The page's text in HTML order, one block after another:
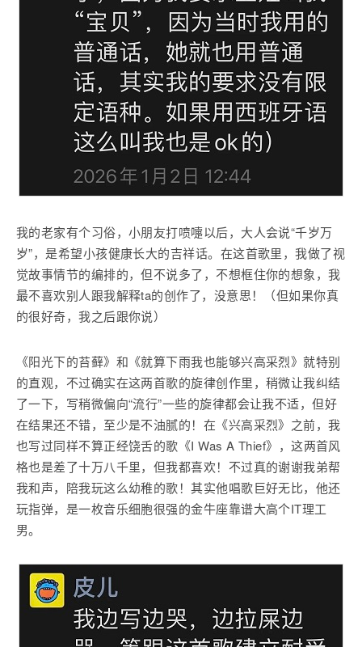
我的老家有个习俗，小朋友打喷嚏以后，大人会说“千岁万
岁”，是希望小孩健康长大的吉祥话。在这首歌里，我做了视
觉故事情节的编排的，但不说多了，不想框住你的想象，我
最不喜欢别人跟我解释ta的创作了，没意思！（但如果你真
的很好奇，我之后跟你说）
《阳光下的苔藓》和《就算下雨我也能够兴高采烈》就特别
的直观，不过确实在这两首歌的旋律创作里，稍微让我纠结
了一下，写稍微偏向“流行”一些的旋律都会让我不适，但好
在结果还不错，至少是不油腻的！在《兴高采烈》之前，我
也写过同样不算正经饶舌的歌《I Was A Thief》，这两首风
格也是差了十万八千里，但我都喜欢！不过真的谢谢我弟帮
我和声，陪我玩这么幼稚的歌！其实他唱歌巨好无比，他还
玩指弹，是一枚音乐细胞很强的金牛座靠谱大高个IT理工
男。